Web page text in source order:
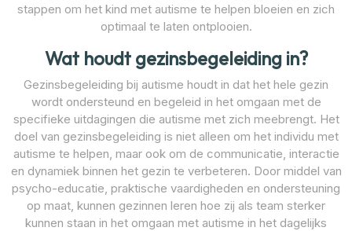
stappen om het kind met autisme te helpen bloeien en zich
optimaal te laten ontplooien.
Wat houdt gezinsbegeleiding in?
Gezinsbegeleiding bij autisme houdt in dat het hele gezin
wordt ondersteund en begeleid in het omgaan met de
specifieke uitdagingen die autisme met zich meebrengt. Het
doel van gezinsbegeleiding is niet alleen om het individu met
autisme te helpen, maar ook om de communicatie, interactie
en dynamiek binnen het gezin te verbeteren. Door middel van
psycho-educatie, praktische vaardigheden en ondersteuning
op maat, kunnen gezinnen leren hoe zij als team sterker
kunnen staan in het omgaan met autisme in het dagelijks